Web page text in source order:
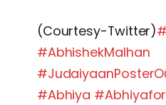
(Courtesy-Twitter)
#AbhishekMalhan
#Abhiya